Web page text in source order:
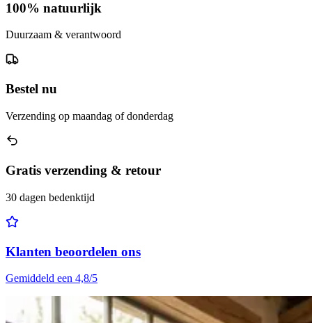
100% natuurlijk
Duurzaam & verantwoord
Bestel nu
Verzending op maandag of donderdag
Gratis verzending & retour
30 dagen bedenktijd
Klanten beoordelen ons
Gemiddeld een 4,8/5